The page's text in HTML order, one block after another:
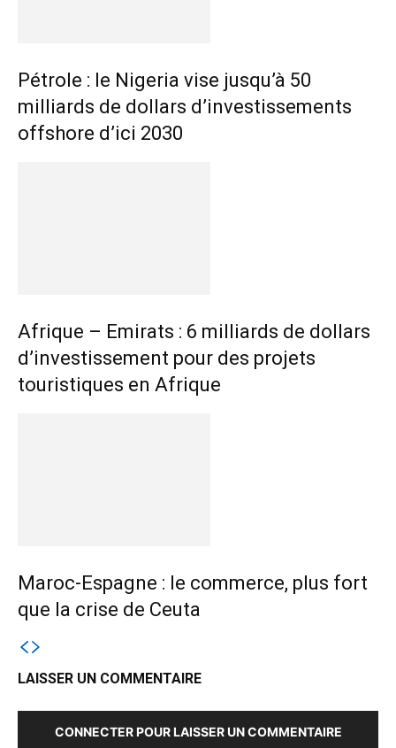
Pétrole : le Nigeria vise jusqu’à 50
milliards de dollars d’investissements
offshore d’ici 2030
Afrique – Emirats : 6 milliards de dollars
d’investissement pour des projets
touristiques en Afrique
Maroc-Espagne : le commerce, plus fort
que la crise de Ceuta
LAISSER UN COMMENTAIRE
CONNECTER POUR LAISSER UN COMMENTAIRE